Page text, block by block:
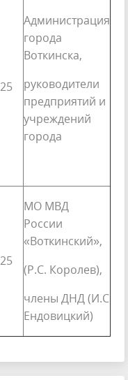
Администрация
города
Воткинска,
руководители
предприятий и
учреждений
города
МО МВД
России
«Воткинский»,
(Р.С. Королев),
члены ДНД (И.С
Ендовицкий)